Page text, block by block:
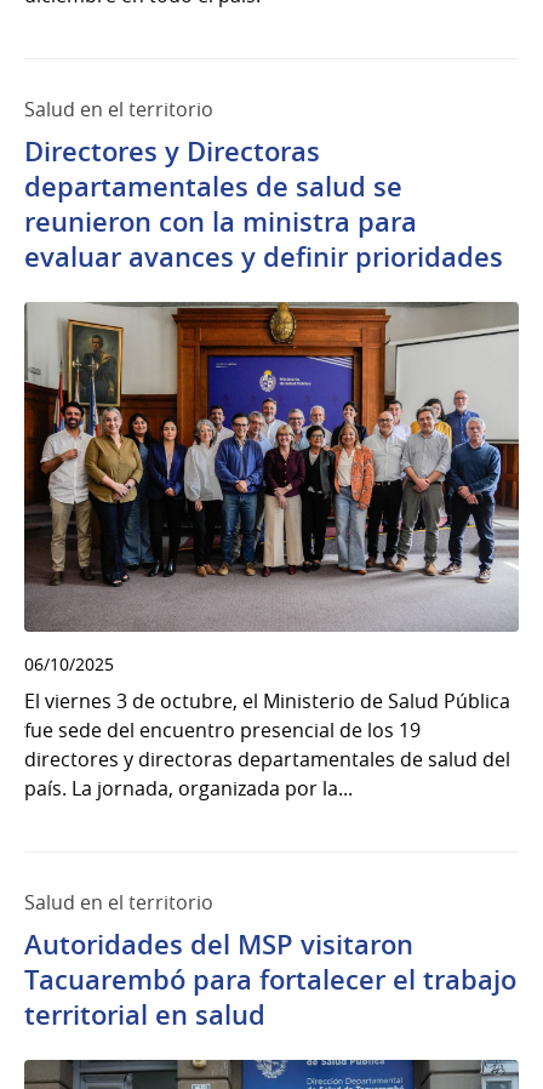
Salud en el territorio
Directores y Directoras
departamentales de salud se
reunieron con la ministra para
evaluar avances y definir prioridades
06/10/2025
El viernes 3 de octubre, el Ministerio de Salud Pública
fue sede del encuentro presencial de los 19
directores y directoras departamentales de salud del
país. La jornada, organizada por la...
Salud en el territorio
Autoridades del MSP visitaron
Tacuarembó para fortalecer el trabajo
territorial en salud